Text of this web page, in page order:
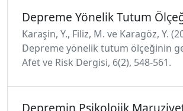
Depreme Yönelik Tutum
Karaşin, Y., Filiz, M. ve Karagöz, Y.
Depreme yönelik tutum ölçeğinin
Afet ve Risk Dergisi, 6(2), 548-561.
Depremin Psikolojik